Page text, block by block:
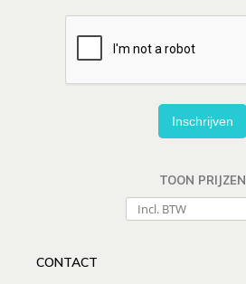
Inschrijven
TOON PRIJZEN
CONTACT